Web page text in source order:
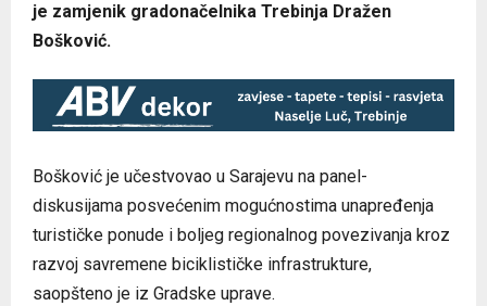
je zamjenik gradonačelnika Trebinja Dražen
Bošković.
Bošković je učestvovao u Sarajevu na panel-
diskusijama posvećenim mogućnostima unapređenja
turističke ponude i boljeg regionalnog povezivanja kroz
razvoj savremene biciklističke infrastrukture,
saopšteno je iz Gradske uprave.